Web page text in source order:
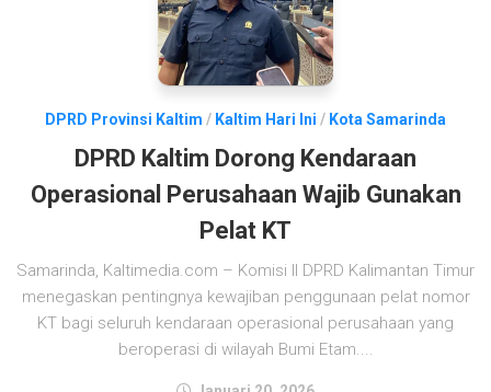
DPRD Provinsi Kaltim / Kaltim Hari Ini / Kota Samarinda
DPRD Kaltim Dorong Kendaraan
Operasional Perusahaan Wajib Gunakan
Pelat KT
Samarinda, Kaltimedia.com – Komisi II DPRD Kalimantan Timur
menegaskan pentingnya kewajiban penggunaan pelat nomor
KT bagi seluruh kendaraan operasional perusahaan yang
beroperasi di wilayah Bumi Etam....